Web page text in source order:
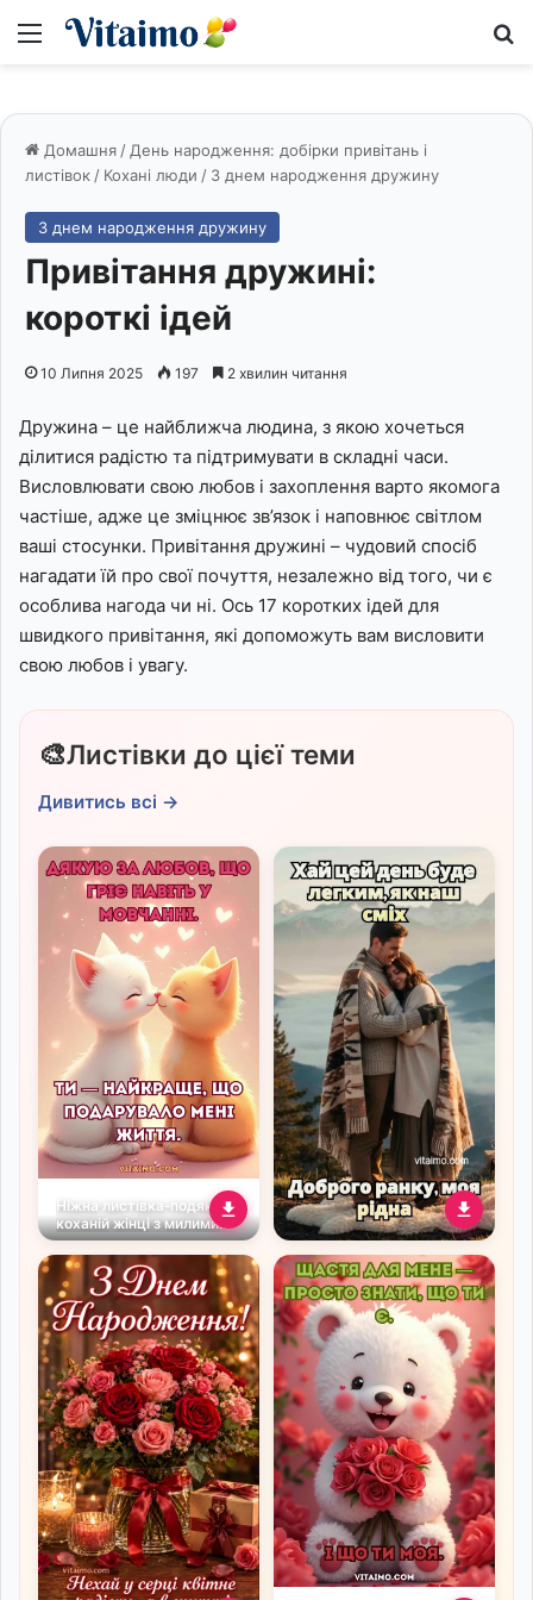
Меню
Домашня / День народження: добірки привітань і
листівок / Кохані люди / З днем народження дружину
З днем народження дружину
Привітання дружині:
короткі ідей
10 Липня 2025 197 2 хвилин читання
Дружина – це найближча людина, з якою хочеться
ділитися радістю та підтримувати в складні часи.
Висловлювати свою любов і захоплення варто якомога
частіше, адже це зміцнює зв’язок і наповнює світлом
ваші стосунки. Привітання дружині – чудовий спосіб
нагадати їй про свої почуття, незалежно від того, чи є
особлива нагода чи ні. Ось 17 коротких ідей для
швидкого привітання, які допоможуть вам висловити
свою любов і увагу.
🎨Листівки до цієї теми
Дивитись всі →
Ніжна листівка‑подяка
коханій жінці з милими
котиками
Романтичне привітання
доброго ранку для
коханої в горах під
теплим пледом